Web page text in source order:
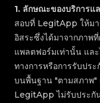
ใดๆ ผลลัพธ์โดยรว
1. ลักษณะของบริการแ
สอบที่ LegitApp ให้ม
อิสระซึ่งได้มาจากภาพ
แพลตฟอร์มเท่านั้น แล
ทางการหรือการรับปร
บนพื้นฐาน "ตามสภาพ"
LegitApp ไม่รับประกั